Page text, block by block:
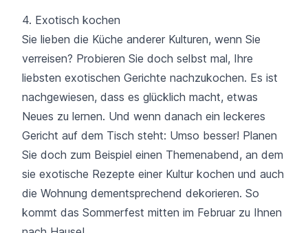
4. Exotisch kochen
Sie lieben die Küche anderer Kulturen, wenn Sie
verreisen? Probieren Sie doch selbst mal, Ihre
liebsten exotischen Gerichte nachzukochen. Es ist
nachgewiesen, dass es glücklich macht, etwas
Neues zu lernen. Und wenn danach ein leckeres
Gericht auf dem Tisch steht: Umso besser! Planen
Sie doch zum Beispiel einen Themenabend, an dem
sie exotische Rezepte einer Kultur kochen und auch
die Wohnung dementsprechend dekorieren. So
kommt das Sommerfest mitten im Februar zu Ihnen